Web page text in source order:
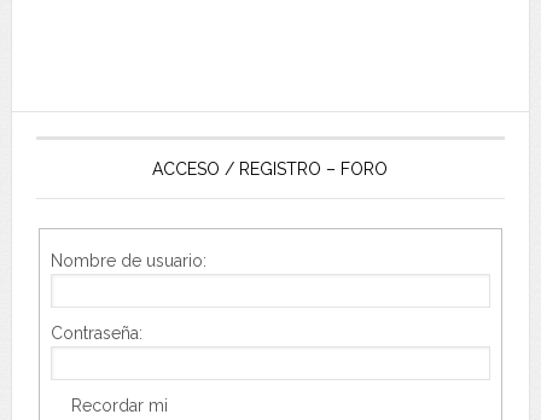
ACCESO / REGISTRO – FORO
Nombre de usuario:
Contraseña:
Recordar mi